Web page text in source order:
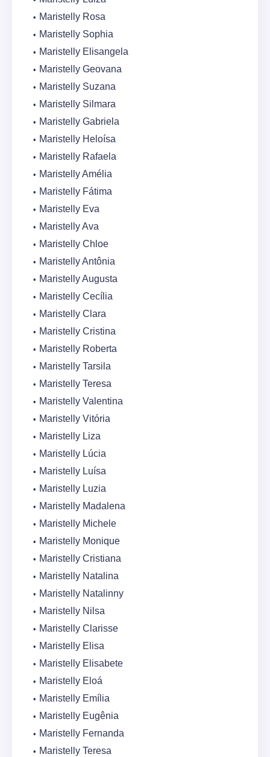
Maristelly Rosa
Maristelly Sophia
Maristelly Elisangela
Maristelly Geovana
Maristelly Suzana
Maristelly Silmara
Maristelly Gabriela
Maristelly Heloísa
Maristelly Rafaela
Maristelly Amélia
Maristelly Fátima
Maristelly Eva
Maristelly Ava
Maristelly Chloe
Maristelly Antônia
Maristelly Augusta
Maristelly Cecília
Maristelly Clara
Maristelly Cristina
Maristelly Roberta
Maristelly Tarsila
Maristelly Teresa
Maristelly Valentina
Maristelly Vitória
Maristelly Liza
Maristelly Lúcia
Maristelly Luísa
Maristelly Luzia
Maristelly Madalena
Maristelly Michele
Maristelly Monique
Maristelly Cristiana
Maristelly Natalina
Maristelly Natalinny
Maristelly Nilsa
Maristelly Clarisse
Maristelly Elisa
Maristelly Elisabete
Maristelly Eloá
Maristelly Emília
Maristelly Eugênia
Maristelly Fernanda
Maristelly Teresa